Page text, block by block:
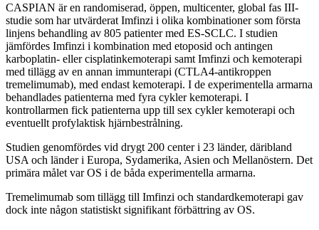
CASPIAN är en randomiserad, öppen, multicenter, global fas III-
studie som har utvärderat Imfinzi i olika kombinationer som första
linjens behandling av 805 patienter med ES-SCLC. I studien
jämfördes Imfinzi i kombination med etoposid och antingen
karboplatin- eller cisplatinkemoterapi samt Imfinzi och kemoterapi
med tillägg av en annan immunterapi (CTLA4-antikroppen
tremelimumab), med endast kemoterapi. I de experimentella armarna
behandlades patienterna med fyra cykler kemoterapi. I
kontrollarmen fick patienterna upp till sex cykler kemoterapi och
eventuellt profylaktisk hjärnbestrålning.
Studien genomfördes vid drygt 200 center i 23 länder, däribland
USA och länder i Europa, Sydamerika, Asien och Mellanöstern. Det
primära målet var OS i de båda experimentella armarna.
Tremelimumab som tillägg till Imfinzi och standardkemoterapi gav
dock inte någon statistiskt signifikant förbättring av OS.